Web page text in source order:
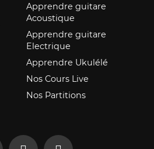
Apprendre guitare
Acoustique
Apprendre guitare
Electrique
Apprendre Ukulélé
Nos Cours Live
Nos Partitions